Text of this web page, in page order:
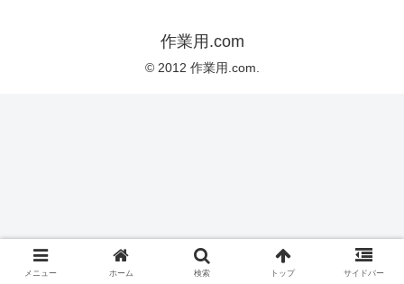
作業用.com
© 2012 作業用.com.
メニュー ホーム 検索 トップ サイドバー